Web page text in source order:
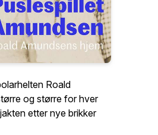
Roald
og større for hver
etter nye brikker